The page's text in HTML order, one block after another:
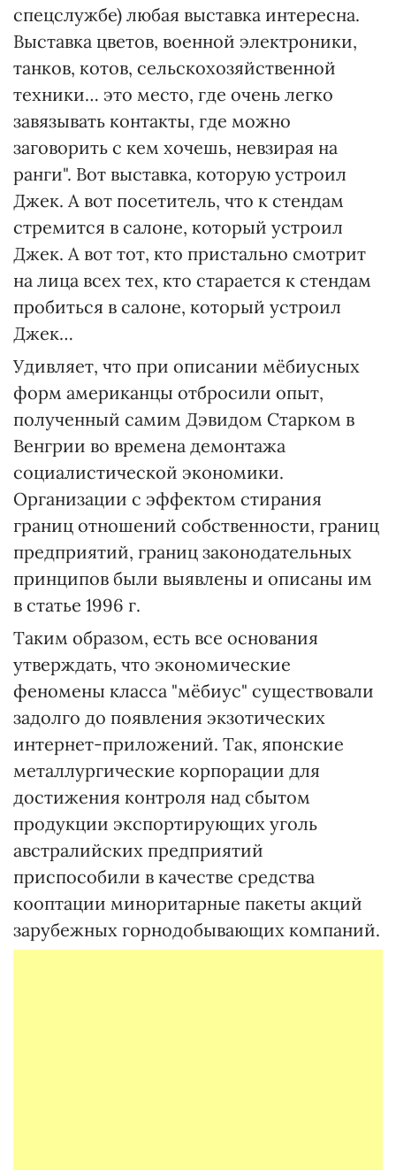
спецслужбе) любая выставка интересна.
Выставка цветов, военной электроники,
танков, котов, сельскохозяйственной
техники… это место, где очень легко
завязывать контакты, где можно
заговорить с кем хочешь, невзирая на
ранги". Вот выставка, которую устроил
Джек. А вот посетитель, что к стендам
стремится в салоне, который устроил
Джек. А вот тот, кто пристально смотрит
на лица всех тех, кто старается к стендам
пробиться в салоне, который устроил
Джек…
Удивляет, что при описании мёбиусных
форм американцы отбросили опыт,
полученный самим Дэвидом Старком в
Венгрии во времена демонтажа
социалистической экономики.
Организации с эффектом стирания
границ отношений собственности, границ
предприятий, границ законодательных
принципов были выявлены и описаны им
в статье 1996 г.
Таким образом, есть все основания
утверждать, что экономические
феномены класса "мёбиус" существовали
задолго до появления экзотических
интернет-приложений. Так, японские
металлургические корпорации для
достижения контроля над сбытом
продукции экспортирующих уголь
австралийских предприятий
приспособили в качестве средства
кооптации миноритарные пакеты акций
зарубежных горнодобывающих компаний.